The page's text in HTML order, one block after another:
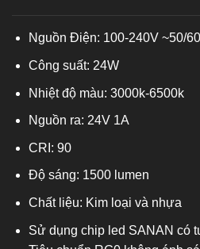
Nguồn Điện: 100-240V ~50/
Công suất: 24W
Nhiệt độ màu: 3000k-6500k
Nguồn ra: 24V 1A
CRI: 90
Độ sáng: 1500 lumen
Chất liệu: Kim loại và nhựa
Sử dụng chip led SANAN có